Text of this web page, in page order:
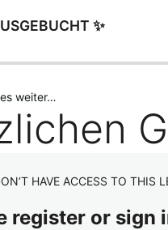
✨
weiter…
HAVE ACCESS TO THIS
register or sign